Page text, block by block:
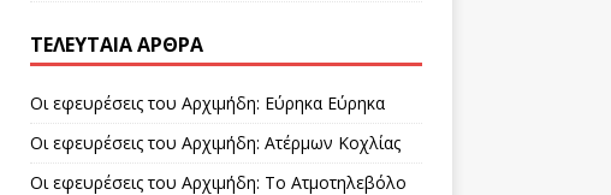
ΤΕΛΕΥΤΑΊΑ ΆΡΘΡΑ
Οι εφευρέσεις του Αρχιμήδη: Εύρηκα Εύρηκα
Οι εφευρέσεις του Αρχιμήδη: Ατέρμων Κοχλίας
Οι εφευρέσεις του Αρχιμήδη: Το Ατμοτηλεβόλο